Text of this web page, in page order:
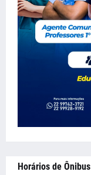
Horários de Ônibus